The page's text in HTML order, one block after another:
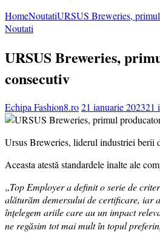
HomeNoutatiURSUS Breweries,
Noutati
URSUS Breweries,
consecutiv
Echipa Fashion8.ro21 ianuarie 202321
Ursus Breweries, liderul industriei berii
Aceasta atestă standardele înalte ale
„Top Employer a definit o serie de
alăturăm demersului de certificare, iar
înțelegem ariile care au un impact
ne regăsim tot mai mult în topul